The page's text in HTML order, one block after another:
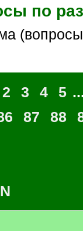
по
2 3 4 5
87 88